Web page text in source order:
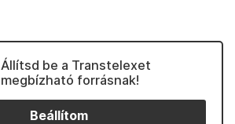
Állítsd be a Transtelexet
megbízható forrásnak!
Beállítom